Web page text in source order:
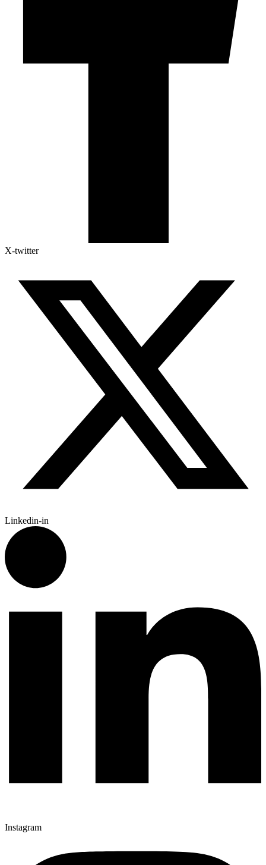
X-twitter
Linkedin-in
Instagram